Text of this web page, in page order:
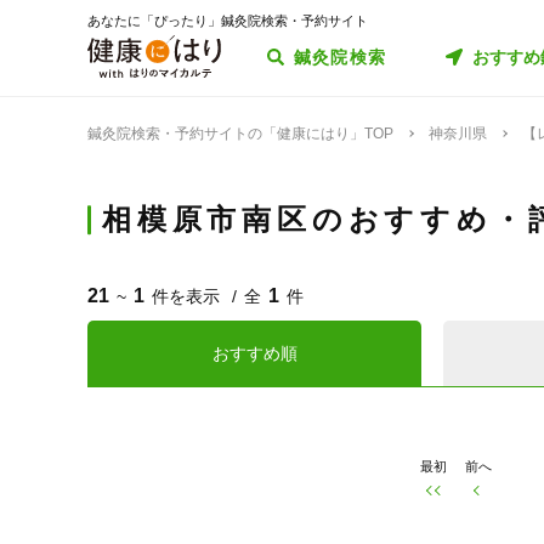
あなたに「ぴったり」鍼灸院検索・予約サイト
鍼灸院検索 おすす
鍼灸院検索・予約サイトの「健康にはり」TOP 神奈川県
相模原市南区のおすすめ
21 ~ 1 件を表示 全 1 件
おすすめ順
最初 前へ